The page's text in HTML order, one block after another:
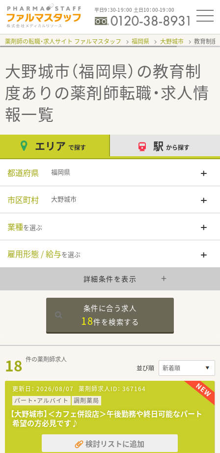
平日9：30-19：00 土日10：00-19：00
薬剤師の転職・求人サイト ファルマスタッフ 福岡県 大野城市 教育制
大野城市（福岡県）の教育制
度あり の薬剤師転職・求人情
報一覧
エリア で探す 駅 から探す
都道府県 福岡県
市区町村 大野城市
業種を選ぶ
雇用形態 / 給与を選ぶ
詳細条件を表示
条件に合う求人
18件を検索する
18 件の薬剤師求人
並び順
更新日： 2026/08/07 薬剤師求人ID： 367164
パート・アルバイト
調剤薬局
【大野城市】＜カフェ併設店＞午後勤務や終日可能なパート
希望の方必見です♪
検討リストに追加